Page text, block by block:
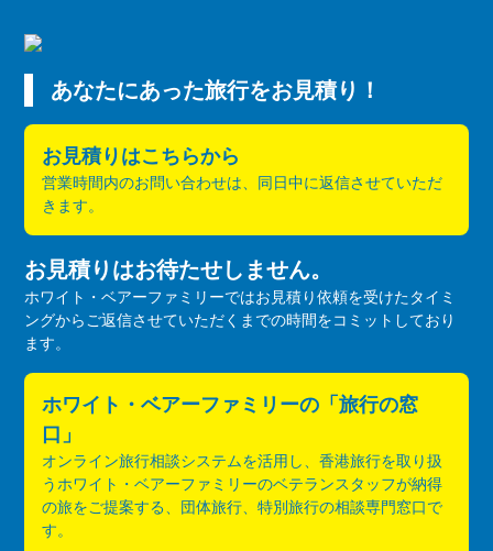
あなたにあった旅行をお見積り！
お見積りはこちらから
営業時間内のお問い合わせは、同日中に返信させていただ
きます。
お見積りはお待たせしません。
ホワイト・ベアーファミリーではお見積り依頼を受けたタイミ
ングからご返信させていただくまでの時間をコミットしており
ます。
ホワイト・ベアーファミリーの「旅行の窓
口」
オンライン旅行相談システムを活用し、香港旅行を取り扱
うホワイト・ベアーファミリーのベテランスタッフが納得
の旅をご提案する、団体旅行、特別旅行の相談専門窓口で
す。